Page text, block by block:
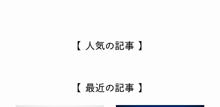
【 人気の記事 】
【 最近の記事 】